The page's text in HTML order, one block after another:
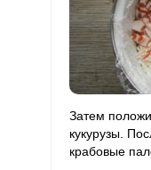
Затем
кукурузы.
крабовые